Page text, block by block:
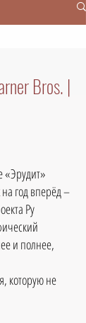
Bros. |
«Эрудит»
год вперёд –
Ру
и полнее,
которую не